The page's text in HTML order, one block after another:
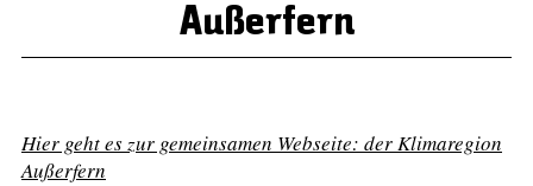
Außerfern
Hier geht es zur gemeinsamen Webseite: der Klimaregion
Außerfern